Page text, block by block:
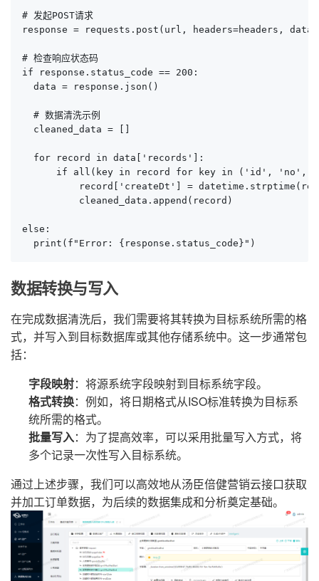
# 发起POST请求
response = requests.post(url, headers=headers,
# 检查响应状态码
if response.status_code == 200:
  data = response.json()
  # 数据清洗示例
  cleaned_data = []
  for record in data['records']:
if all(key in record for key in ('id', 'no',
record['createDt'] =
          cleaned_data.append(record)
else:
  print(f"Error: {response.status_code}")
数据转换与写入
在完成数据清洗后，我们需要将其转换为目标系统所需的格
式，并写入到目标数据库或其他存储系统中。这一步通常包
括：
字段映射：将源系统字段映射到目标系统字段。
格式转换：例如，将日期格式从ISO标准转换为目标系
统所需的格式。
批量写入：为了提高效率，可以采用批量写入方式，将
多个记录一次性写入目标系统。
通过上述步骤，我们可以高效地从汤臣倍健营销云接口获取
并加工订单数据，为后续的数据集成和分析奠定基础。